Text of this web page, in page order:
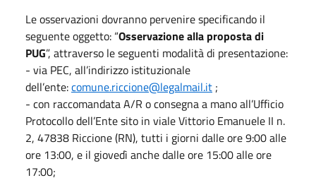
Le osservazioni dovranno pervenire specificando il
seguente oggetto: “Osservazione alla proposta di
PUG”, attraverso le seguenti modalità di presentazione:
- via PEC, all’indirizzo istituzionale
dell’ente:comune.riccione@legalmail.it ;
- con raccomandata A/R o consegna a mano all’Ufficio
Protocollo dell’Ente sito in viale Vittorio Emanuele II n.
2, 47838 Riccione (RN), tutti i giorni dalle ore 9:00 alle
ore 13:00, e il giovedì anche dalle ore 15:00 alle ore
17:00;